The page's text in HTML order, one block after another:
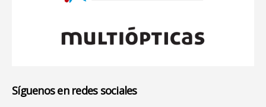
Síguenos en redes sociales